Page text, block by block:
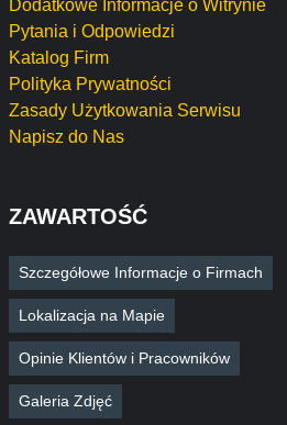
Dodatkowe Informacje o Witrynie
Pytania i Odpowiedzi
Katalog Firm
Polityka Prywatności
Zasady Użytkowania Serwisu
Napisz do Nas
ZAWARTOŚĆ
Szczegółowe Informacje o Firmach
Lokalizacja na Mapie
Opinie Klientów i Pracowników
Galeria Zdjęć